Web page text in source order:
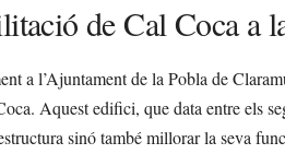
de Cal Coca a
a l’Ajuntament de la Pobla de
Aquest edifici, que data entre els
sinó també millorar la seva